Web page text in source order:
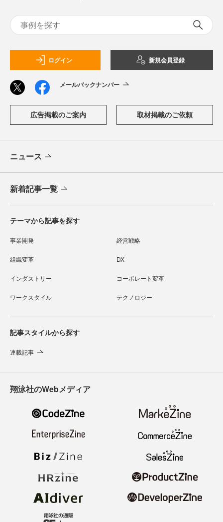
ログイン 新規会員登録
メールバックナンバー
広告掲載のご案内 取材掲載のご依頼
ニュース
新着記事一覧
テーマから記事を探す
事業開発 経営戦略
組織変革 DX
インダストリー コーポレート変革
ワークスタイル テクノロジー
記事スタイルから探す
連載記事
翔泳社のWebメディア